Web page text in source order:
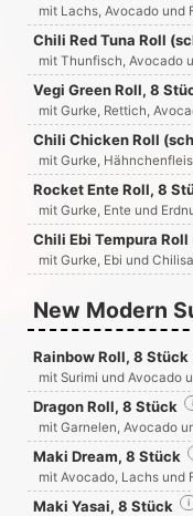
mit Lachs, Avocado und
Chili Red Tuna Roll
mit Thunfisch, Avocado
Vegi Green Roll, 8
mit Gurke, Rettich,
Chili Chicken Roll
mit Gurke,
Rocket Ente Roll, 8
mit Gurke, Ente und
Chili Ebi Tempura
mit Gurke, Ebi und
New Modern
Rainbow Roll, 8 Stück
mit Surimi und Avocado
Dragon Roll, 8 Stück i
mit Garnelen, Avocado
Maki Dream, 8 Stück
mit Avocado, Lachs und
Maki Yasai, 8 Stück i